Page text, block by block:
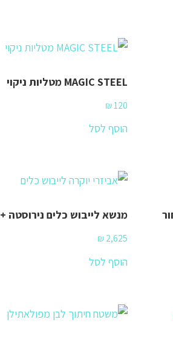
MAGIC STEEL מטליות ניקוי
₪ 120
הוסף לסל
מנשא לייבוש כלים נירוסטה + HPL שחור
₪ 2,625
הוסף לסל